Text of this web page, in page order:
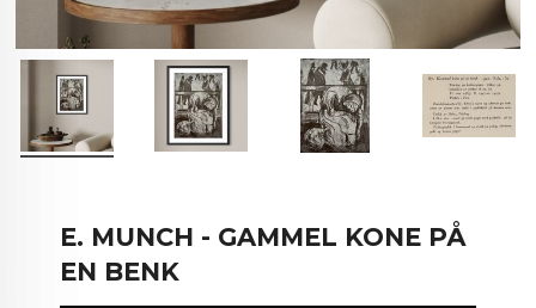
E. MUNCH - GAMMEL KONE PÅ
EN BENK